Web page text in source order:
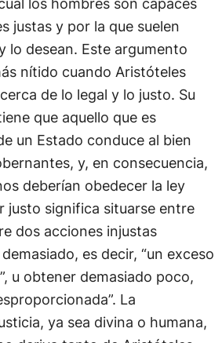
justas y por la que suelen
lo desean. Este argumento
nítido cuando Aristóteles
de lo legal y lo justo. Su
que aquello que es
un Estado conduce al bien
y, en consecuencia,
deberían obedecer la ley
justo significa situarse entre
dos acciones injustas
es decir, “un exceso
u obtener demasiado poco,
La
ya sea divina o humana,